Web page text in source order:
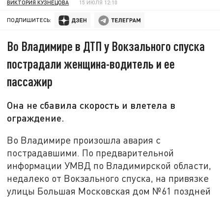
ВИКТОРИЯ КУЗНЕЦОВА 15 ИЮЛЯ 12:10
ПОДПИШИТЕСЬ:
Во Владимире в ДТП у Вокзального спуска
пострадали женщина-водитель и ее
пассажир
Она не сбавила скорость и влетела в
ограждение.
Во Владимире произошла авария с
пострадавшими. По предварительной
информации УМВД по Владимирской области,
недалеко от Вокзального спуска, на привязке
улицы Большая Московская дом №61 поздней